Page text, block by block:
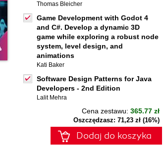
Thomas Bleicher
Game Development with Godot 4
and C#. Develop a dynamic 3D
game while exploring a robust node
system, level design, and
animations
Kati Baker
Software Design Patterns for Java
Developers - 2nd Edition
Lalit Mehra
Cena zestawu: 365.77 zł
Oszczędzasz: 71,23 zł (16%)
Dodaj do koszyka